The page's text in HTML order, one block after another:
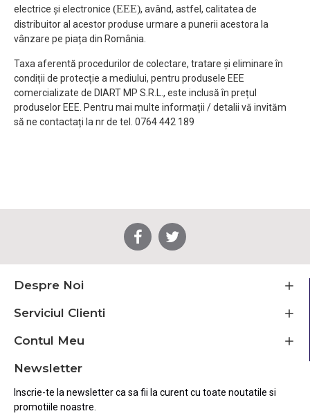
electrice și electronice (EEE), având, astfel, calitatea de
distribuitor al acestor produse urmare a punerii acestora la
vânzare pe piața din România.
Taxa aferentă procedurilor de colectare, tratare și eliminare în
condiții de protecție a mediului, pentru produsele EEE
comercializate de DIART MP S.R.L., este inclusă în prețul
produselor EEE. Pentru mai multe informații / detalii vă invităm
să ne contactați la nr de tel. 0764 442 189
Despre Noi
Serviciul Clienti
Contul Meu
Newsletter
Inscrie-te la newsletter ca sa fii la curent cu toate noutatile si
promotiile noastre.